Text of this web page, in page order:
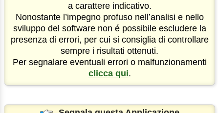
a carattere indicativo.
Nonostante l’impegno profuso nell’analisi e nello
sviluppo del software non é possibile escludere la
presenza di errori, per cui si consiglia di controllare
sempre i risultati ottenuti.
Per segnalare eventuali errori o malfunzionamenti
clicca qui.